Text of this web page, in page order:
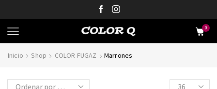
0
Inicio Shop COLOR FUGAZ Marrones